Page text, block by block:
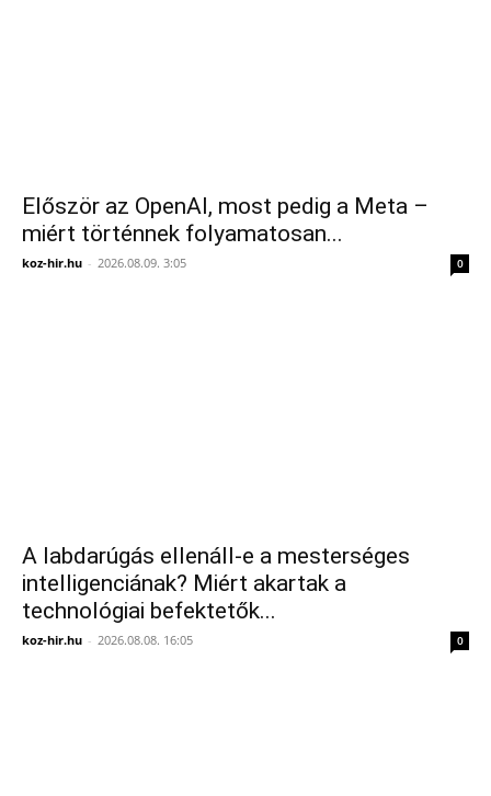
Először az OpenAI, most pedig a Meta –
miért történnek folyamatosan...
koz-hir.hu - 2026.08.09. 3:05 0
A labdarúgás ellenáll-e a mesterséges
intelligenciának? Miért akartak a
technológiai befektetők...
koz-hir.hu - 2026.08.08. 16:05 0